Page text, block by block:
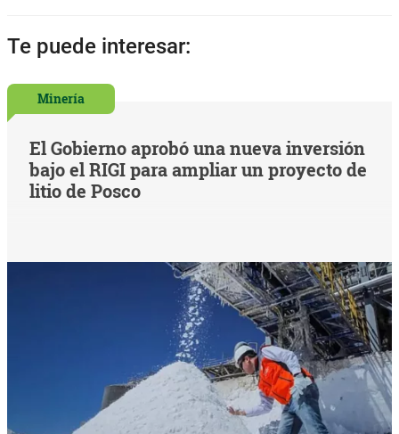
Te puede interesar:
Minería
El Gobierno aprobó una nueva inversión
bajo el RIGI para ampliar un proyecto de
litio de Posco